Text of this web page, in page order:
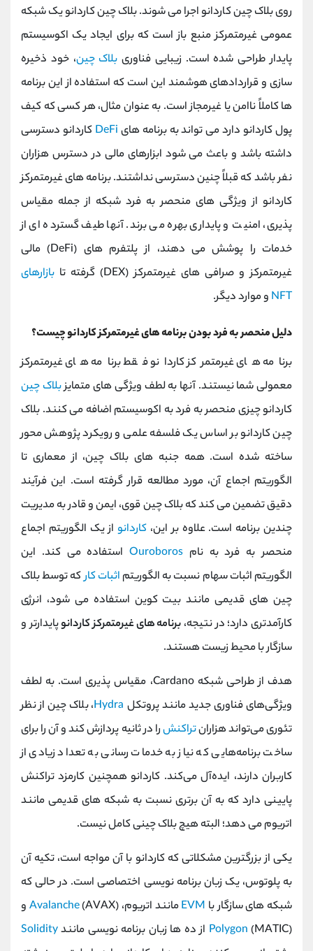
روی بلاک چین کاردانو اجرا می شوند. بلاک چین کاردانو یک شبکه
عمومی غیرمتمرکز منبع باز است که برای ایجاد یک اکوسیستم
پایدار طراحی شده است. زیبایی فناوری بلاک چین، خود ذخیره
سازی و قراردادهای هوشمند این است که استفاده از این برنامه
ها کاملاً ناامن یا غیرمجاز است. به عنوان مثال، هر کسی که کیف
پول کاردانو دارد می تواند به برنامه های DeFi کاردانو دسترسی
داشته باشد و باعث می شود ابزارهای مالی در دسترس هزاران
نفر باشد که قبلاً چنین دسترسی نداشتند. برنامه های غیرمتمرکز
کاردانو از ویژگی های منحصر به فرد شبکه از جمله مقیاس
پذیری، امنیت و پایداری بهره می برند. آنها طیف گسترده ای از
خدمات را پوشش می دهند، از پلتفرم های (DeFi) مالی
غیرمتمرکز و صرافی های غیرمتمرکز (DEX) گرفته تا
بازارهای
NFT و موارد دیگر.
دلیل منحصر به فرد بودن برنامه های غیرمتمرکز کاردانو چیست؟
برنامه های غیرمتمرکز کاردانو فقط برنامه های غیرمتمرکز
معمولی شما نیستند. آنها به لطف ویژگی های متمایزبلاک چین
کاردانو چیزی منحصر به فرد به اکوسیستم اضافه می کنند. بلاک
چین کاردانو بر اساس یک فلسفه علمی و رویکرد پژوهش محور
ساخته شده است. همه جنبه های بلاک چین، از معماری تا
الگوریتم اجماع آن، مورد مطالعه قرار گرفته است. این فرآیند
دقیق تضمین می کند که بلاک چین قوی، ایمن و قادر به مدیریت
چندین برنامه است. علاوه بر این، کاردانواز یک الگوریتم اجماع
منحصر به فرد به نام Ouroborosاستفاده می کند. این
الگوریتم اثبات سهام نسبت به الگوریتم اثبات کارکه توسط بلاک
چین های قدیمی مانند بیت کوین استفاده می شود، انرژی
کارآمدتری دارد؛ در نتیجه، برنامه های غیرمتمرکز کاردانوپایدارتر و
سازگار با محیط زیست هستند.
هدف از طراحی شبکه Cardano، مقیاس پذیری است. به لطف
ویژگی‌های فناوری جدید مانند پروتکل Hydra، بلاک چین از نظر
تئوری می‌تواند هزارانتراکنشرا در ثانیه پردازش کند و آن را برای
ساخت برنامه‌هایی که نیاز به خدمات رسانی به تعداد زیادی از
کاربران دارند، ایده‌آل می‌کند. کاردانو همچنین کارمزد تراکنش
پایینی دارد که به آن برتری نسبت به شبکه های قدیمی مانند
اتریوم می دهد؛ البته هیچ بلاک چینی کامل نیست.
یکی از بزرگترین مشکلاتی که کاردانو با آن مواجه است، تکیه آن
به پلوتوس، یک زبان برنامه نویسی اختصاصی است. در حالی که
شبکه های سازگار با EVMمانند اتریوم، Avalanche(AVAX) و
Polygon (MATIC) از ده ها زبان برنامه نویسی مانند
Solidity